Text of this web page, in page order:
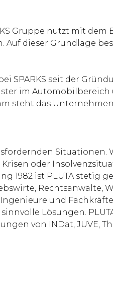
Gruppe nutzt mit
dieser Grundlage
seit der
im
steht das
oder
1982 ist PLUTA stetig
Rechtsanwälte,
und
Lösungen.
von INDat, JUVE,